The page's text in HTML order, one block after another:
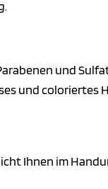
und
und coloriertes
Ihnen im